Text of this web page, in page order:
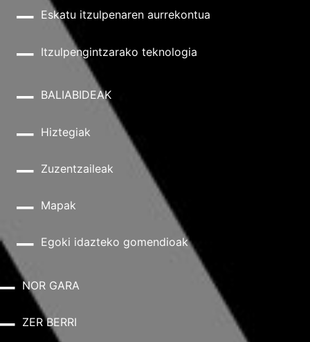
Eskatu itzulpenaren aurrekontua
Itzulpengintzarako teknologia
BALIABIDEAK
Hiztegiak
Zuzentzaileak
Mapak
Egoki idazteko gomendioak
NOR GARA
ZER BERRI